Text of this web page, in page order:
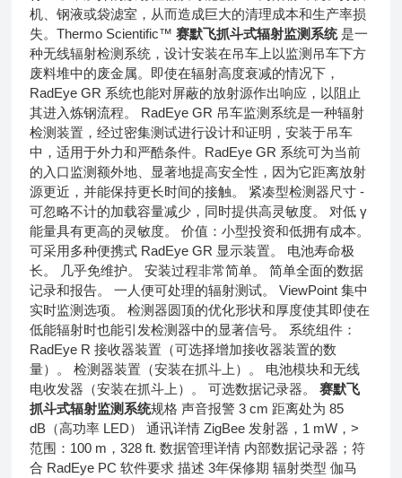
机、钢液或袋滤室，从而造成巨大的清理成本和生产率损
失。Thermo Scientific™赛默飞抓斗式辐射监测系统是一
种无线辐射检测系统，设计安装在吊车上以监测吊车下方
废料堆中的废金属。即使在辐射高度衰减的情况下，
RadEye GR 系统也能对屏蔽的放射源作出响应，以阻止
其进入炼钢流程。 RadEye GR 吊车监测系统是一种辐射
检测装置，经过密集测试进行设计和证明，安装于吊车
中，适用于外力和严酷条件。RadEye GR 系统可为当前
的入口监测额外地、显著地提高安全性，因为它距离放射
源更近，并能保持更长时间的接触。 紧凑型检测器尺寸 -
可忽略不计的加载容量减少，同时提供高灵敏度。 对低 γ
能量具有更高的灵敏度。 价值：小型投资和低拥有成本。
可采用多种便携式 RadEye GR 显示装置。 电池寿命极
长。 几乎免维护。 安装过程非常简单。 简单全面的数据
记录和报告。 一人便可处理的辐射测试。 ViewPoint 集中
实时监测选项。 检测器圆顶的优化形状和厚度使其即使在
低能辐射时也能引发检测器中的显著信号。 系统组件：
RadEye R 接收器装置（可选择增加接收器装置的数
量）。 检测器装置（安装在抓斗上）。 电池模块和无线
电收发器（安装在抓斗上）。 可选数据记录器。赛默飞
抓斗式辐射监测系统规格 声音报警 3 cm 距离处为 85
dB（高功率 LED） 通讯详情 ZigBee 发射器，1 mW，>
范围：100 m，328 ft. 数据管理详情 内部数据记录器；符
合 RadEye PC 软件要求 描述 3年保修期 辐射类型 伽马